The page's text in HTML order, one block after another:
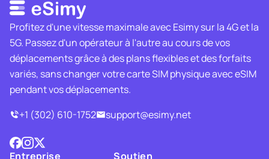
Profitez d'une vitesse maximale avec Esimy sur la 4G et la
5G. Passez d'un opérateur à l'autre au cours de vos
déplacements grâce à des plans flexibles et des forfaits
variés, sans changer votre carte SIM physique avec eSIM
pendant vos déplacements.
+1 (302) 610-1752
support@esimy.net
Entreprise Soutien